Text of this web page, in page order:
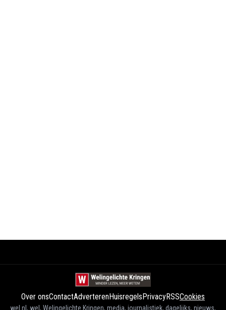
Over onsContactAdverterenHuisregelsPrivacyRSSCookies
wel.nl, wel, Welingelichte Kringen, media, journalistiek, dagelijks, nieuws,